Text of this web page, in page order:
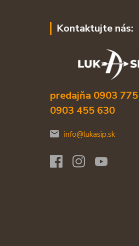
Kontaktujte nás:
predajňa 0903
0903 455 630
info@lukasip.sk